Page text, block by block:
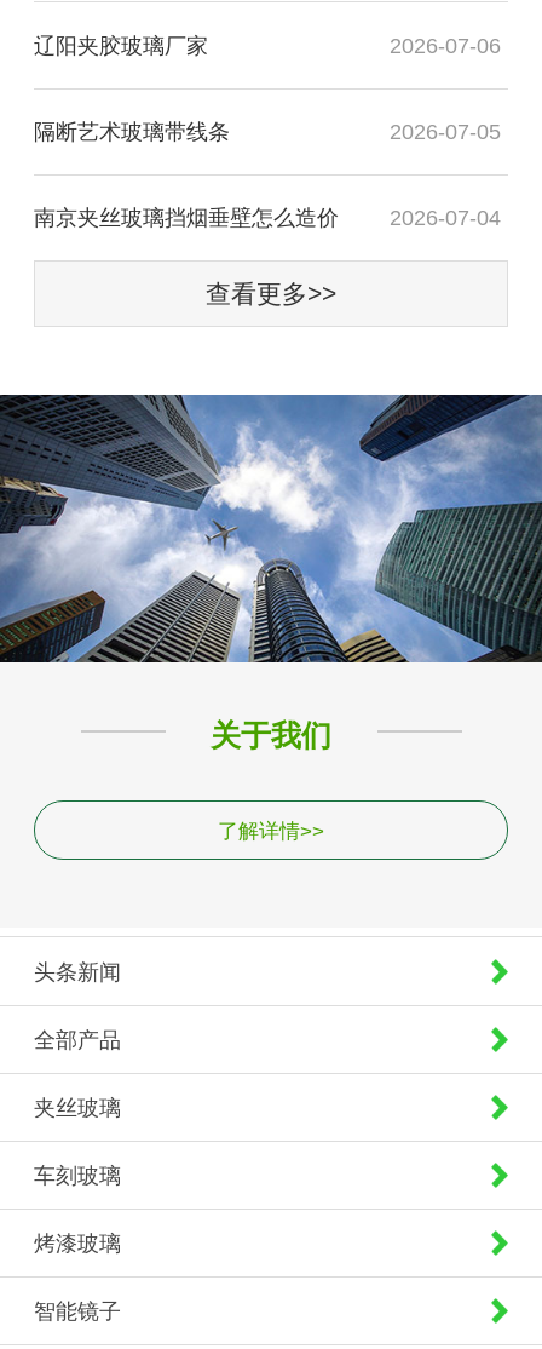
辽阳夹胶玻璃厂家 2026-07-06
隔断艺术玻璃带线条 2026-07-05
南京夹丝玻璃挡烟垂壁怎么造价 2026-07-04
查看更多>>
关于我们
了解详情>>
头条新闻
全部产品
夹丝玻璃
车刻玻璃
烤漆玻璃
智能镜子